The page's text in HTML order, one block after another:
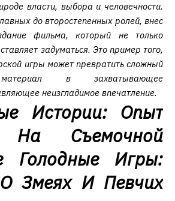
власти, выбора и человечности.
до второстепенных ролей, внес
фильма, который не только
задуматься. Это пример того,
игры может превратить сложный
материал в захватывающее
неизгладимое впечатление.
Истории: Опыт
На Съемочной
Голодные Игры:
Змеях И Певчих